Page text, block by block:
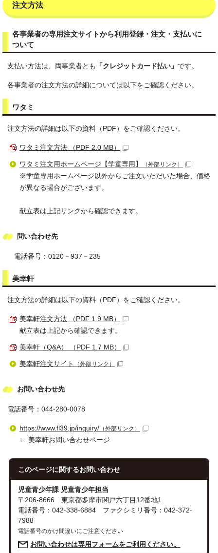
注文方法
各事業者の専用注文サイトから利用登録・注文・支払いに
ついて
支払い方法は、両事業者とも 「クレジットカード払い」 です。
各事業者の注文方法の詳細については以下をご確認ください。
ワタミ
注文方法の詳細は以下の資料（PDF）をご確認ください。
ワタミ注文方法 （PDF 2.0 MB）
ワタミ注文用ホームページ【学童専用】 （外部リンク）
※学童専用ホームページ以外からご注文いただいた場合、価格
が異なる場合がございます。
献立表は上記リンクから確認できます。
問い合わせ先
電話番号：0120－937－235
美幸軒
注文方法の詳細は以下の資料（PDF）をご確認ください。
美幸軒注文方法 （PDF 1.9 MB）
献立表は上記から確認できます。
美幸軒（Q&A） （PDF 1.7 MB）
美幸軒注文サイト （外部リンク）
お問い合わせ先
電話番号：044-280-0078
https://www.fl39.jp/inquiry/ （外部リンク）
∟ 美幸軒お問い合わせページ
このページに関するお問い合わせ
児童青少年課 児童青少年担当
〒206-8666 東京都多摩市関戸六丁目12番地1
電話番号：042-338-6884 ファクシミリ番号：042-372-
7988
電話番号のかけ間違いにご注意ください
お問い合わせは専用フォームをご利用ください。